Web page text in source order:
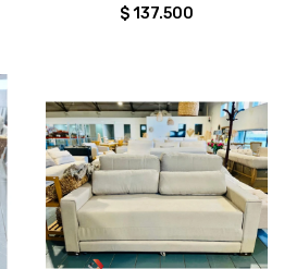
$137.500